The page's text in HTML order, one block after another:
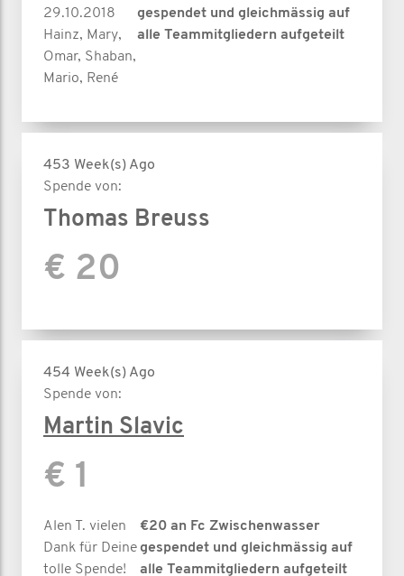
29.10.2018
Hainz, Mary,
Omar, Shaban,
Mario, René
gespendet und gleichmässig auf
alle Teammitgliedern aufgeteilt
453 Week(s) Ago
Spende von:
Thomas Breuss
€ 20
454 Week(s) Ago
Spende von:
Martin Slavic
€ 1
Alen T. vielen
Dank für Deine
tolle Spende!
€20 an Fc Zwischenwasser
gespendet und gleichmässig auf
alle Teammitgliedern aufgeteilt